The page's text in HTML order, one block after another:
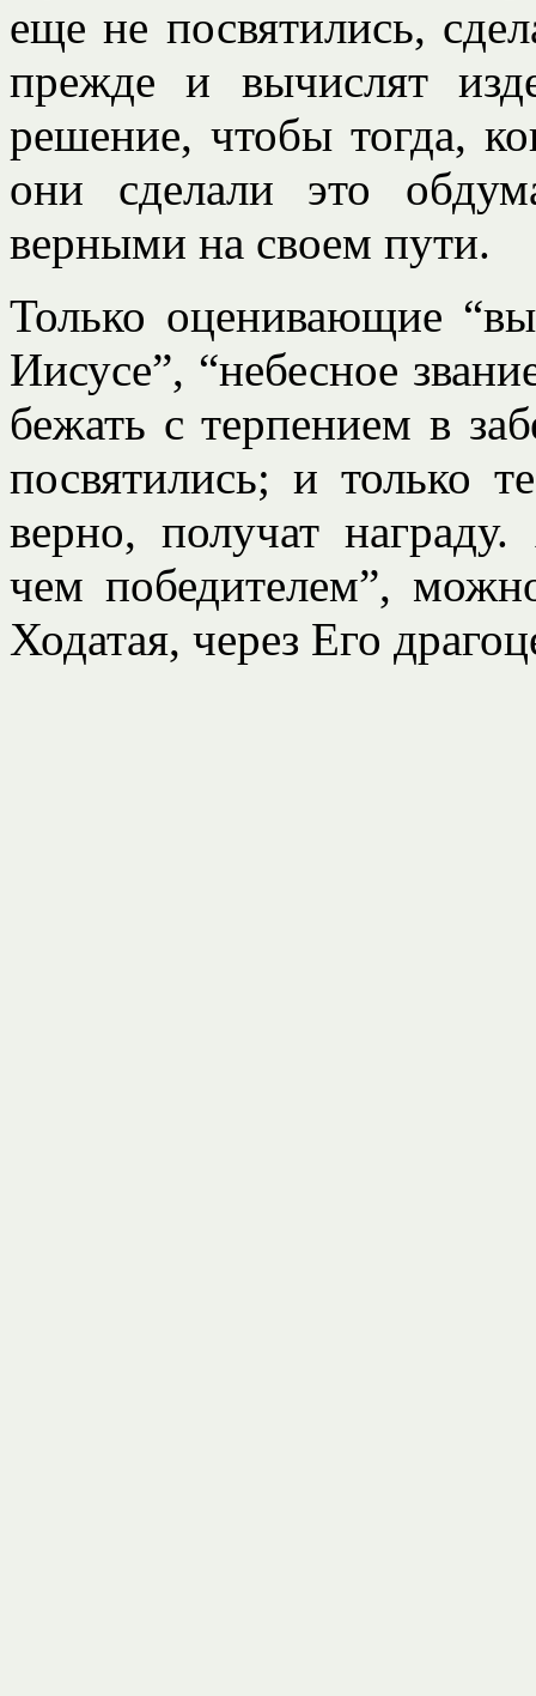
еще не посвятились,
прежде и вычислят
решение, чтобы тогда,
они сделали это
верными на своем пути.
Только оценивающие
Иисусе”, “небесное
бежать с терпением в
посвятились; и только
верно, получат
чем победителем”,
Ходатая, через Его